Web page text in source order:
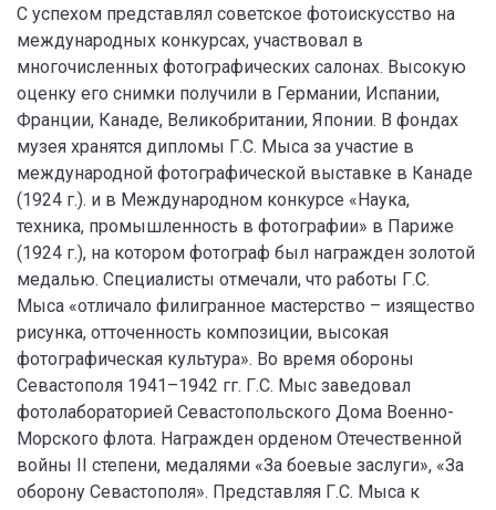
С успехом представлял советское фотоискусство на
международных конкурсах, участвовал в
многочисленных фотографических салонах. Высокую
оценку его снимки получили в Германии, Испании,
Франции, Канаде, Великобритании, Японии. В фондах
музея хранятся дипломы Г.С. Мыса за участие в
международной фотографической выставке в Канаде
(1924 г.). и в Международном конкурсе «Наука,
техника, промышленность в фотографии» в Париже
(1924 г.), на котором фотограф был награжден золотой
медалью. Специалисты отмечали, что работы Г.С.
Мыса «отличало филигранное мастерство – изящество
рисунка, отточенность композиции, высокая
фотографическая культура». Во время обороны
Севастополя 1941–1942 гг. Г.С. Мыс заведовал
фотолабораторией Севастопольского Дома Военно-
Морского флота. Награжден орденом Отечественной
войны II степени, медалями «За боевые заслуги», «За
оборону Севастополя». Представляя Г.С. Мыса к